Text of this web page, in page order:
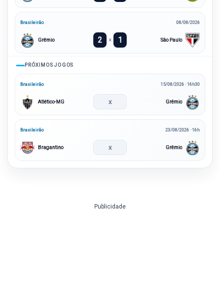
Brasileirão 08/08/2026
Grêmio 2 x 1 São Paulo
PRÓXIMOS JOGOS
Brasileirão 15/08/2026 · 16h30
Atlético-MG x Grêmio
Brasileirão 23/08/2026 · 16h
Bragantino x Grêmio
Publicidade